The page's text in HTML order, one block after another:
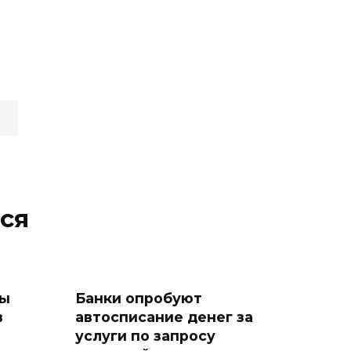
Банки опробуют
автосписание денег за
услуги по запросу